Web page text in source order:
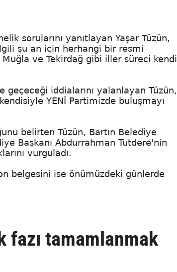
sorularını yanıtlayan Yaşar Tüzün,
şu an için herhangi bir resmi
ve Tekirdağ gibi iller süreci kendi
geçeceği iddialarını yalanlayan Tüzün,
YENİ Partimizde buluşmayı
belirten Tüzün, Bartın Belediye
Başkanı Abdurrahman Tutdere'nin
vurguladı.
belgesini ise önümüzdeki günlerde
fazı tamamlanmak